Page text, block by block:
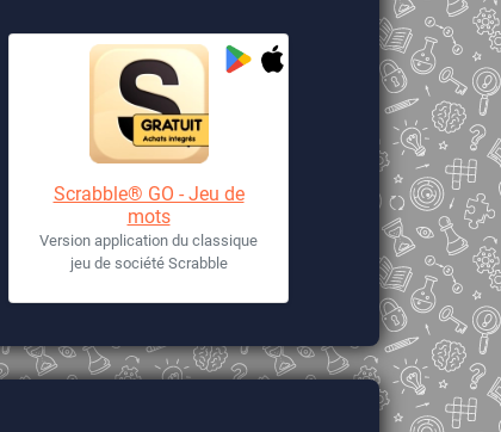
Scrabble® GO - Jeu de
mots
Version application du classique
jeu de société Scrabble